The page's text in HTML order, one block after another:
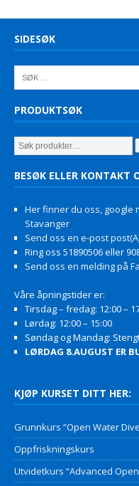
SIDESØK
PRODUKTSØK
BESØK ELLER KONTAKT
Her finner du oss, google
Stavanger
Send oss en e-post
Ring oss 51890506 eller
Send oss en melding på
Våre åpningstider er:
Tirsdag – fredag: 12:00 –
Lørdag: 12:00 – 15:00
Søndag og Mandag:
LØRDAG 8.AUGUST ER
KJØP KURSET DITT HER:
Grunnkurs “Open Water
Oppfriskningskurs
Utvidetkurs “Advanced